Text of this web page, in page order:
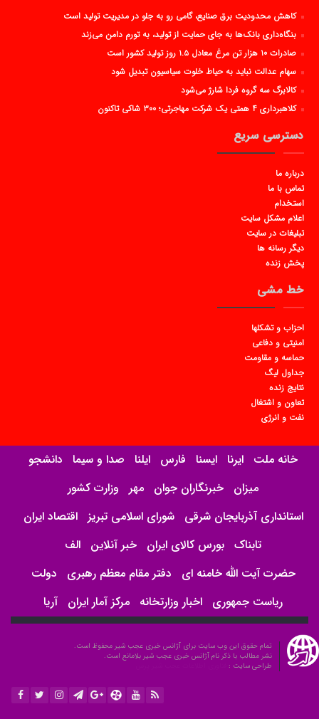
کاهش محدودیت برق صنایع، گامی رو به جلو در مدیریت تولید است
بنگاه‌داری بانک‌ها به جای حمایت از تولید، به تورم دامن می‌زند
صادرات ۱۰ هزار تن مرغ معادل ۱.۵ روز تولید کشور است
سهام عدالت نباید به حیاط خلوت سیاسیون تبدیل شود
کالابرگ سه گروه فردا شارژ می‌شود
کلاهبرداری ۴ همتی یک شرکت مهاجرتی؛ ۳۰۰ شاکی تاکنون
دسترسی سریع
درباره ما
تماس با ما
استخدام
اعلام مشکل سایت
تبلیغات در سایت
دیگر رسانه ها
پخش زنده
خط مشی
احزاب و تشکلها
امنیتی و دفاعی
حماسه و مقاومت
جداول لیگ
نتایج زنده
تعاون و اشتغال
نفت و انرژی
خانه ملت ایرنا ایسنا فارس ایلنا صدا و سیما دانشجو
میزان خبرنگاران جوان مهر
وزارت کشور
استانداری آذربایجان شرقی
شورای اسلامی تبریز
اقتصاد ایران
تابناک بورس کالای ایران خبر آنلاین الف
حضرت آیت الله خامنه ای
دفتر مقام معظم رهبری
دولت
ریاست جمهوری اخبار وزارتخانه مرکز آمار ایران آریا
تمام حقوق این وب سایت برای آژانس خبری عجب شیر محفوظ است.
نشر مطالب با ذکر نام آژانس خبری عجب شیر بلامانع است.
طراحی سایت :